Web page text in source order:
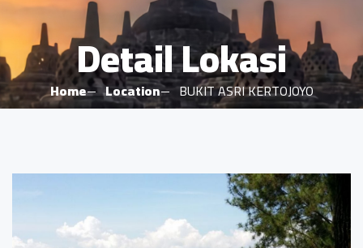
Detail Lokasi
Home Location BUKIT ASRI KERTOJOYO